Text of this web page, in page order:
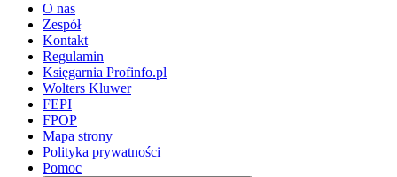
O nas
Zespół
Kontakt
Regulamin
Księgarnia Profinfo.pl
Wolters Kluwer
FEPI
FPOP
Mapa strony
Polityka prywatności
Pomoc